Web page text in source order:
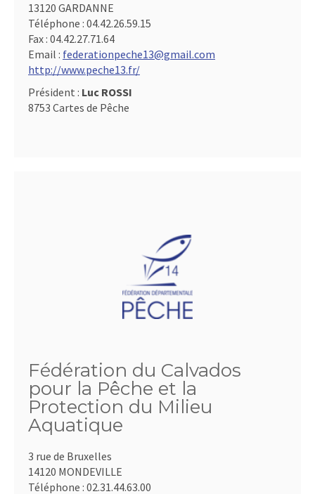
13120 GARDANNE
Téléphone : 04.42.26.59.15
Fax : 04.42.27.71.64
Email : federationpeche13@gmail.com
http://www.peche13.fr/
Président : Luc ROSSI
8753 Cartes de Pêche
Fédération du Calvados
pour la Pêche et la
Protection du Milieu
Aquatique
3 rue de Bruxelles
14120 MONDEVILLE
Téléphone : 02.31.44.63.00